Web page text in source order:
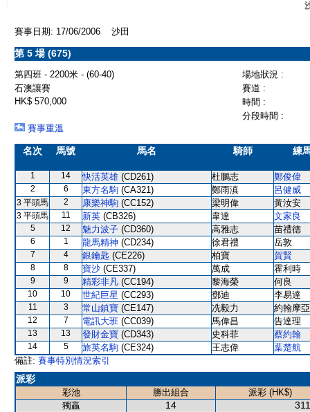
賽事日期: 17/06/2006 沙田
第 5 場 (675)
第四班 - 2200米 - (60-40)
場地狀況 :
石澳讓賽
賽道 :
HK$ 570,000
時間 :
分段時間 :
賽事重溫
名次 馬號 馬名 騎師 練
1 14 快活英雄 (CD261) 杜鵬志 鄭俊偉
2 6 東方名駒 (CA321) 鄭雨滇 呂健威
3 平頭馬 2 康樂神駒 (CC152) 梁明偉 黃汝安
3 平頭馬 11 新英 (CB326) 韋達 文家良
5 12 魅力波子 (CD360) 高雅志 苗禮德
6 1 龍馬精神 (CD234) 徐君禮 岳敦
7 4 銀鑰匙 (CE226) 柏寶 賀賢
8 8 寶沙 (CE337) 萬成 霍利時
9 9 精彩非凡 (CC194) 黎海榮 何良
10 10 世紀巨星 (CC293) 鄧迪 李易達
11 3 常山鎮寶 (CE147) 冼毅力 約翰摩亞
12 7 電訊大班 (CC039) 馬偉昌 告達理
13 13 發財金寶 (CD343) 史科菲 蔡約翰
14 5 旅英名駒 (CE324) 王志偉
葉楚航
備註: 賽事特別情況索引
派彩
彩池 勝出組合
派彩 (HK$)
獨贏
14